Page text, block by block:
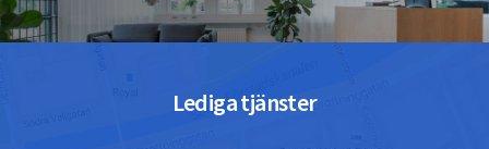
Lediga tjänster